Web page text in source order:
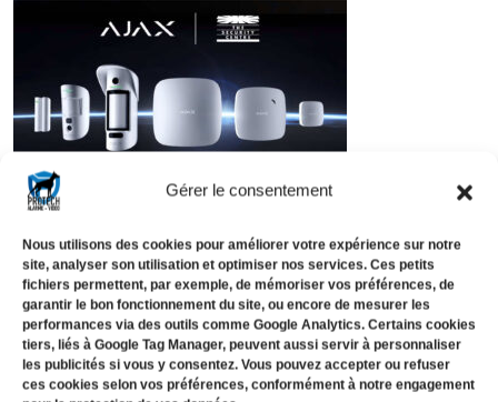
Gérer le consentement
Nous utilisons des cookies pour améliorer votre expérience sur notre
site, analyser son utilisation et optimiser nos services. Ces petits
fichiers permettent, par exemple, de mémoriser vos préférences, de
garantir le bon fonctionnement du site, ou encore de mesurer les
performances via des outils comme Google Analytics. Certains cookies
tiers, liés à Google Tag Manager, peuvent aussi servir à personnaliser
les publicités si vous y consentez. Vous pouvez accepter ou refuser
ces cookies selon vos préférences, conformément à notre engagement
Sur un marché saturé,Ajax Systems
distingue comme le leader incontesté des
alarmes sans fil. Originaire d’Ukraine mais
conquérant l’Europe, cette marque a raflé
prix aux Security Today New Product Awards
2025, dont pour sa sonnette DoorBell et son